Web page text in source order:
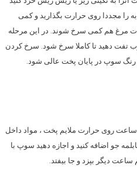
را مجددا روی حرارت بگذارید و کمی
مرغ هم کمی سرخ شوند. در این مرحله
تفت دهید تا کاملا سرخ شود. سرخ کردن
سوپ در پایان پخت عالی شود.
روی حرارت ملایم پخت ، مواد داخل
جو اضافه کنید و اجازه دهید سوپ با
دیگر بپزد و جا بیفتد.